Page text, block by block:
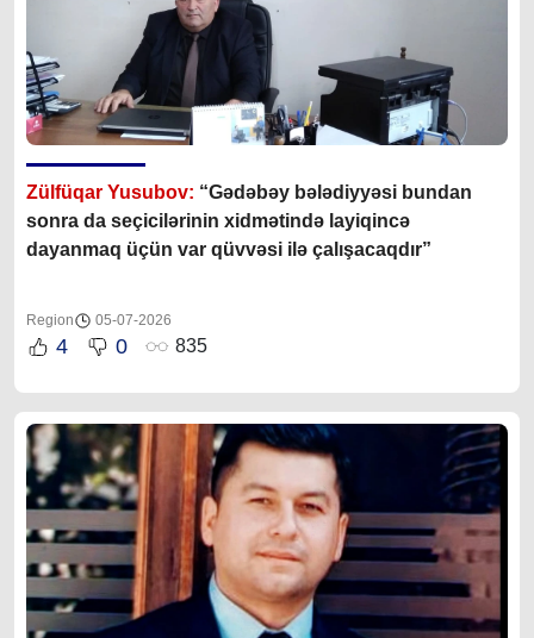
Zülfüqar Yusubov: “Gədəbəy bələdiyyəsi bundan
sonra da seçicilərinin xidmətində layiqincə
dayanmaq üçün var qüvvəsi ilə çalışacaqdır”
Region 05-07-2026
4 0 835